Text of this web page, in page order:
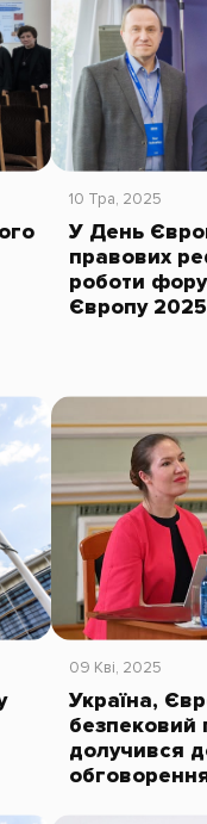
10 Тра, 2025
У День
правових
роботи
Європу
09 Кві, 2025
Україна,
долучився